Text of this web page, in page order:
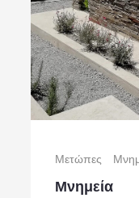
Μετώπες
Μνημεία